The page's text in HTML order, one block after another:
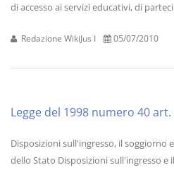
di accesso ai servizi educativi, di
Redazione WikiJus I 05/07/2010
Legge del 1998 numero 40 art.
Disposizioni sull'ingresso, il
dello Stato Disposizioni sull'ingresso e